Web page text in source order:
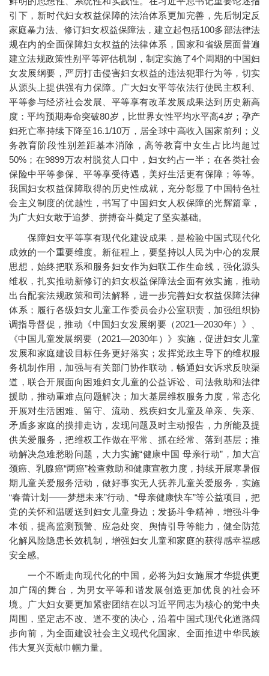
引下，新时代妇女权益保障的法治体系更加完善，先后制定反
家庭暴力法、修订妇女权益保障法，建立起包括100多部法律法
规在内的全面保障妇女权益的法律体系，国家和省级层面普遍
建立法规政策性别平等评估机制，制定实施了4个周期的中国妇
女发展纲要，严厉打击侵害妇女权益的违法犯罪行为等，切实
从源头上提供强有力保障。广大妇女平等依法行使民主权利、
平等参与经济社会发展、平等享有改革发展成果达到历史新高
度：平均预期寿命突破80岁，比世界女性平均水平高4岁；孕产
妇死亡率持续下降至16.1/10万，居全球中高收入国家前列；义
务教育阶段性别差距基本消除，高等教育中女生占比均超过
50%；在9899万农村脱贫人口中，妇女约占一半；在各类社会
保险中平等参保、平等享受待遇，美好生活更有保障；等等。
我国妇女权益保障取得的历史性成就，充分彰显了中国特色社
会主义制度的优越性，书写了中国妇女人权保障的光辉篇章，
为广大妇女敢于追梦、拼搏奋斗奠定了坚实基础。
保障妇女平等享有现代化建设成果，是检验中国式现代化
成效的一个重要维度。新征程上，要坚持以人民为中心的发展
思想，始终把联系和服务妇女作为妇联工作生命线，强化源头
维权，扎实推动新修订的妇女权益保障法全面有效实施，推动
出台配套法规政策和司法解释，进一步完善妇女权益保障法律
体系；履行各级妇女儿童工作委员会办公室职责，加强组织协
调指导督促，推动《中国妇女发展纲要（2021—2030年）》、
《中国儿童发展纲要（2021—2030年）》实施，促进妇女儿童
发展和家庭建设目标任务更好落实；发挥党政主导下的维权服
务机制作用，加强与有关部门协作联动，畅通妇女诉求反映渠
道，联合开展面向困难妇女儿童的公益诉讼、司法救助和法律
援助，推动重难点问题解决；加大基层维权服务力度，常态化
开展对生活困难、留守、流动、残疾妇女儿童及单亲、失亲、
矛盾多家庭的摸排走访，发现问题及时主动报告，力所能及提
供关爱服务，把维权工作做在平常、抓在经常、落到基层；推
动解决急难愁盼问题，大力实施“健康中国 母亲行动”，加大宫
颈癌、乳腺癌“两癌”检查救助和健康宣教力度，持续开展寒暑假
期儿童关爱服务活动，做好事实无人抚养儿童关爱服务，实施
“春蕾计划——梦想未来”行动、“母亲健康快车”等公益项目，把
党的关怀和温暖送到妇女儿童身边；发扬斗争精神，增强斗争
本领，提高监测预警、应急处突、舆情引导等能力，健全防范
化解风险隐患长效机制，增强妇女儿童和家庭的获得感幸福感
安全感。
一个不断走向现代化的中国，必将为妇女施展才华提供更
加广阔的舞台，为男女平等和谐发展创造更加优良的社会环
境。广大妇女要更加紧密团结在以习近平同志为核心的党中央
周围，坚定志不改、道不变的决心，沿着中国式现代化道路阔
步向前，为全面建设社会主义现代化国家、全面推进中华民族
伟大复兴贡献巾帼力量。